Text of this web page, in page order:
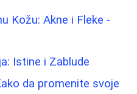
Kožu: Akne i Fleke -
Istine i Zablude
da promenite svoje